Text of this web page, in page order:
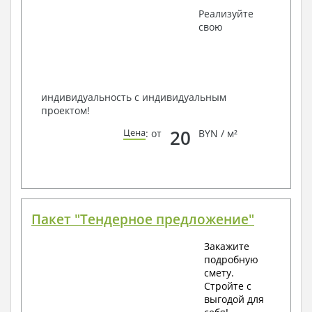
Получить профессиональную консультацию у
наших специалистов, Вы можете любым
Реализуйте
свою
индивидуальность с индивидуальным
проектом!
Цена: от 20 BYN / м²
Пакет "Тендерное предложение"
Закажите
подробную
смету.
Стройте с
выгодой для